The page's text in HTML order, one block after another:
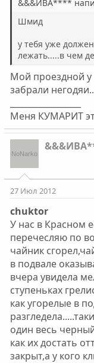
&&&ИВА****
Шмид
у тебя уже
лежать.....в чем
Мой проездной у
забрали
Меня КУМАРИТ
27 Июл 2012
chuktor
У нас в Красном
перечесляю по
чайник
в подвале
вчера увидела
ступеньках
как угорелые в
один весь
как их достать
закрыт,а у кого